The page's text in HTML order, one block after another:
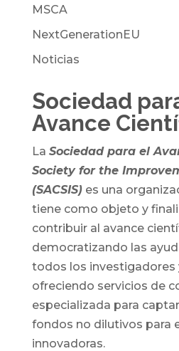
MSCA
NextGenerationEU
Noticias
Sociedad
Avance
La Sociedad para el
Society for the
(SACSIS)es una
tiene como objeto y
contribuir al avance
democratizando las
todos los investigadores
ofreciendo servicios de
especializada para
fondos no dilutivos para
innovadoras.